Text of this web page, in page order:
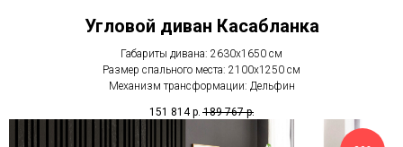
Угловой диван Касабланка
Габариты дивана: 2630х1650 см
Размер спального места: 2100х1250 см
Механизм трансформации: Дельфин
151 814 р. 189 767 р.